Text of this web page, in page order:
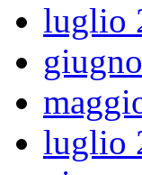
luglio
luglio